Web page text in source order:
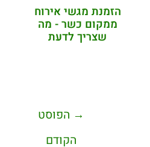
הזמנת מגשי אירוח
ממקום כשר - מה
שצריך לדעת
→ הפוסט
הקודם